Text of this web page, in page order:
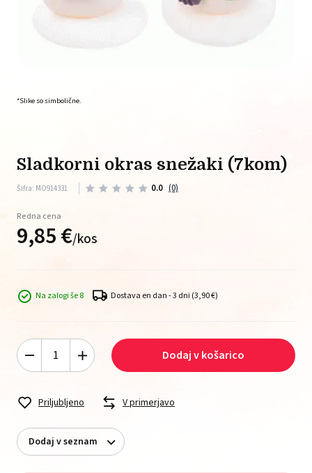
*Slike so simbolične.
sladkorni okras snežaki (7kom)
Šifra: MO914331 0.0 (0)
Redna cena
9,85€/kos
Na zalogi še 8 Dostava en dan - 3 dni (3,90 €)
Dodaj v košarico
Priljubljeno V primerjavo
Dodaj v seznam